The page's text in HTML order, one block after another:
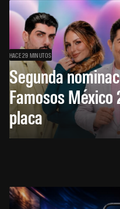
HACE 29 MINUTOS
Segunda
Famosos
placa